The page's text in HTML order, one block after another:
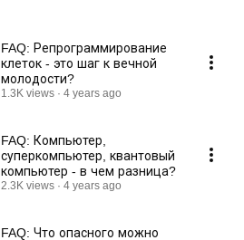
FAQ: Репрограммирование
клеток - это шаг к вечной
молодости?
1.3K views 4 years ago
FAQ: Компьютер,
суперкомпьютер, квантовый
компьютер - в чем разница?
2.3K views 4 years ago
FAQ: Что опасного можно